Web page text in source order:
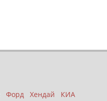
Форд Хендай
КИА